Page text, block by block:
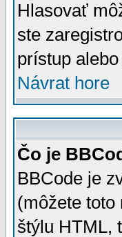
Hlasovať
ste
prístup
Návrat hore
Čo je
BBCode je
(môžete toto
štýlu HTML,